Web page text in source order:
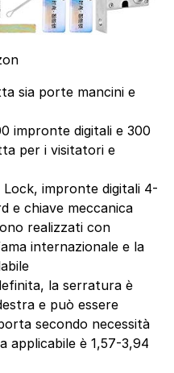
sia porte mancini e
impronte digitali e 300
per i visitatori e
impronte digitali 4-
e chiave meccanica
realizzati con
internazionale e la
la serratura è
e può essere
secondo necessità
applicabile è 1,57-3,94